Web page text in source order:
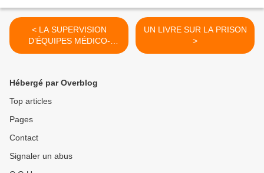
< LA SUPERVISION
D’ÉQUIPES MÉDICO-
PSYCHO-SOCIO-
UN LIVRE SUR LA PRISON
>
Hébergé par Overblog
Top articles
Pages
Contact
Signaler un abus